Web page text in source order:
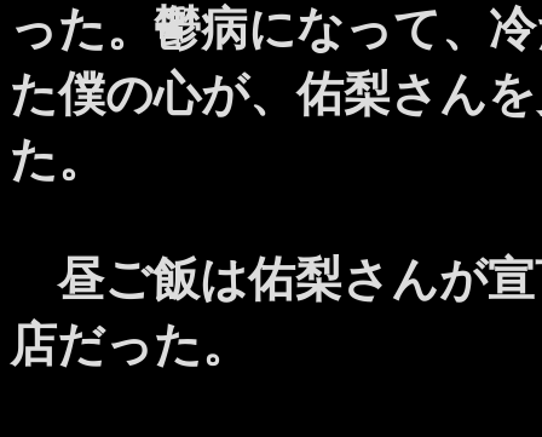
った。鬱病になって、
た僕の心が、佑梨さん
た。
昼ご飯は佑梨さんが
店だった。